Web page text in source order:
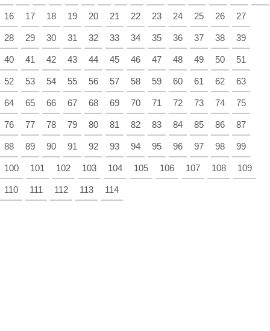
16 17 18 19 20 21 22 23 24 25 26 27
28 29 30 31 32 33 34 35 36 37 38 39
40 41 42 43 44 45 46 47 48 49 50 51
52 53 54 55 56 57 58 59 60 61 62 63
64 65 66 67 68 69 70 71 72 73 74 75
76 77 78 79 80 81 82 83 84 85 86 87
88 89 90 91 92 93 94 95 96 97 98 99
100 101 102 103 104 105 106 107 108 109
110 111 112 113 114